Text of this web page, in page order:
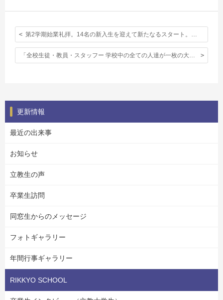
更新情報
最近の出来事
お知らせ
立教生の声
卒業生訪問
同窓生からのメッセージ
フォトギャラリー
年間行事ギャラリー
RIKKYO SCHOOL